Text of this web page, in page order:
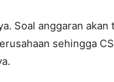
Soal anggaran
sehingga